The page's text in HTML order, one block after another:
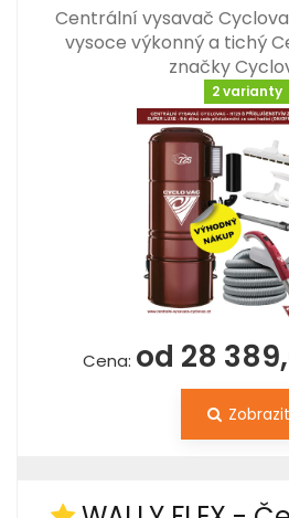
Centrální vysavač
vysoce výkonný a tichý
značky
2 varianty
Cena: od 28
Zobrazit